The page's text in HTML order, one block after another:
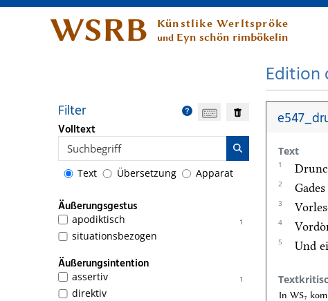
WSRB Künstlike Werltspröke
und Eyn schön rimbökelin
Filter
Volltext
Text Übersetzung Apparat
Äußerungsgestus
1
apodiktisch
situationsbezogen
Äußerungsintention
1
assertiv
direktiv
Edition
Text
1
2
3
4
5 Und
In WS₇